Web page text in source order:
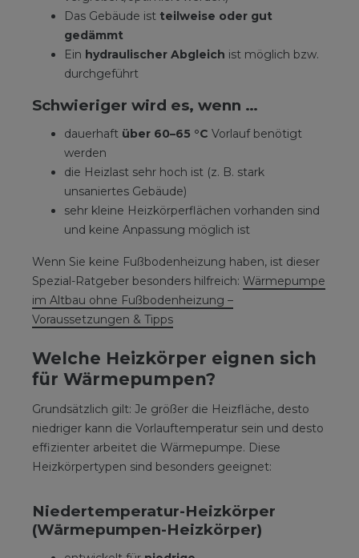
Das Gebäude ist teilweise oder gut
gedämmt
Ein hydraulischer Abgleich ist möglich bzw.
durchgeführt
Schwieriger wird es, wenn …
dauerhaft über 60–65 °C Vorlauf benötigt
werden
die Heizlast sehr hoch ist (z. B. stark
unsaniertes Gebäude)
sehr kleine Heizkörperflächen vorhanden sind
und keine Anpassung möglich ist
Wenn Sie keine Fußbodenheizung haben, ist dieser
Spezial-Ratgeber besonders hilfreich: Wärmepumpe
im Altbau ohne Fußbodenheizung –
Voraussetzungen & Tipps
Welche Heizkörper eignen sich
für Wärmepumpen?
Grundsätzlich gilt: Je größer die Heizfläche, desto
niedriger kann die Vorlauftemperatur sein und desto
effizienter arbeitet die Wärmepumpe. Diese
Heizkörpertypen sind besonders geeignet:
Niedertemperatur-Heizkörper
(Wärmepumpen-Heizkörper)